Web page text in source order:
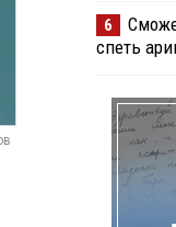
6
спеть